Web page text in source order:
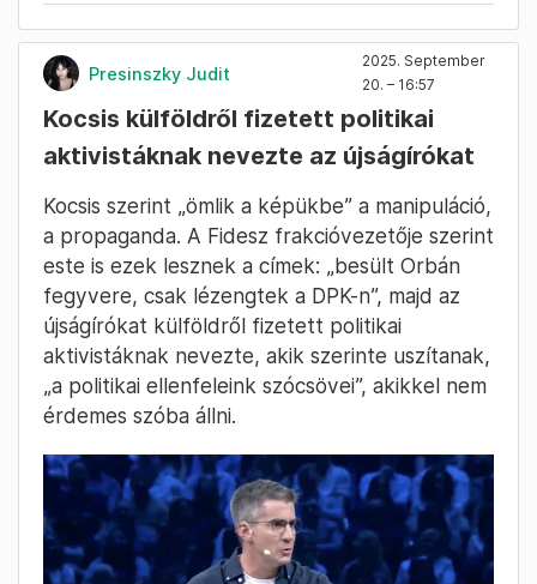
Presinszky Judit
2025. September
20. – 16:57
Kocsis külföldről fizetett politikai
aktivistáknak nevezte az újságírókat
Kocsis szerint „ömlik a képükbe” a manipuláció,
a propaganda. A Fidesz frakcióvezetője szerint
este is ezek lesznek a címek: „besült Orbán
fegyvere, csak lézengtek a DPK-n”, majd az
újságírókat külföldről fizetett politikai
aktivistáknak nevezte, akik szerinte uszítanak,
„a politikai ellenfeleink szócsövei”, akikkel nem
érdemes szóba állni.